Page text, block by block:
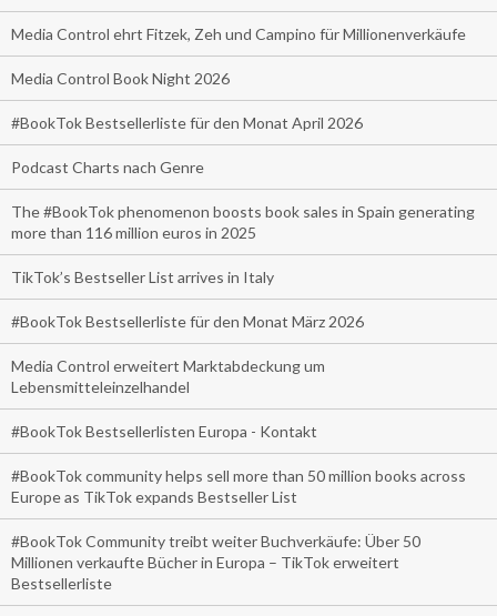
Media Control ehrt Fitzek, Zeh und Campino für Millionenverkäufe
Media Control Book Night 2026
#BookTok Bestsellerliste für den Monat April 2026
Podcast Charts nach Genre
The #BookTok phenomenon boosts book sales in Spain generating
more than 116 million euros in 2025
TikTok’s Bestseller List arrives in Italy
#BookTok Bestsellerliste für den Monat März 2026
Media Control erweitert Marktabdeckung um
Lebensmitteleinzelhandel
#BookTok Bestsellerlisten Europa - Kontakt
#BookTok community helps sell more than 50 million books across
Europe as TikTok expands Bestseller List
#BookTok Community treibt weiter Buchverkäufe: Über 50
Millionen verkaufte Bücher in Europa – TikTok erweitert
Bestsellerliste